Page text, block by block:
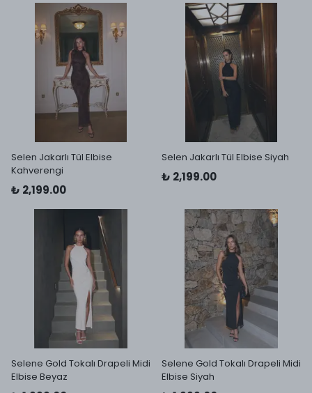
Selen Jakarlı Tül Elbise
Kahverengi
₺ 2,199.00
Selen Jakarlı Tül Elbise Siyah
₺ 2,199.00
Selene Gold Tokalı Drapeli Midi
Elbise Beyaz
Selene Gold Tokalı Drapeli Midi
Elbise Siyah